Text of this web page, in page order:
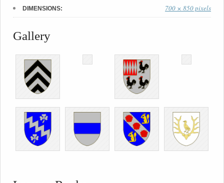
DIMENSIONS: 700 × 850 pixels
Gallery